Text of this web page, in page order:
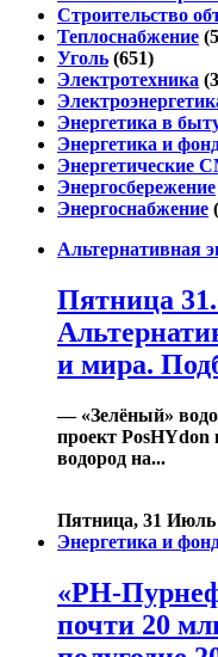
Строительство
Теплоснабжение
Уголь (651)
Электротехника
Энергетика в
Энергетика и
Энергетические
Энергосбережение
Энергоснабжение
Альтернативная
Пятница
и мира.
— «Зелёный»
проект PosHYdon
водород на...
Пятница, 31 Июль
Энергетика и
«РН-
почти 20